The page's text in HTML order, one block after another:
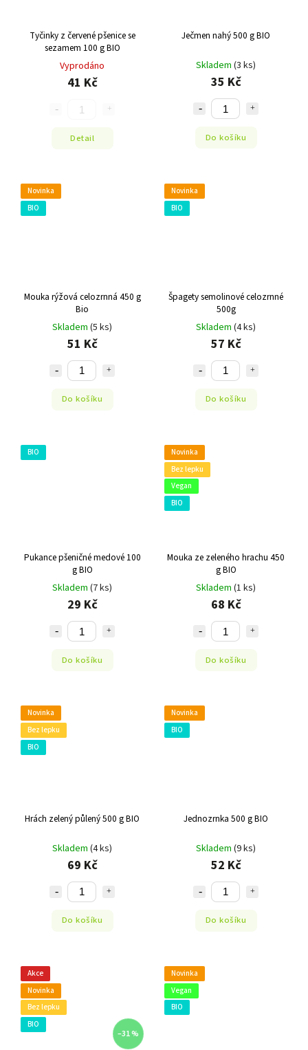
Tyčinky z červené pšenice se
sezamem 100 g BIO
Vyprodáno
41 Kč
Detail
Ječmen nahý 500 g BIO
Skladem (3 ks)
35 Kč
Do košíku
Novinka
BIO
Mouka rýžová celozrnná 450 g
Bio
Skladem (5 ks)
51 Kč
Do košíku
Novinka
BIO
Špagety semolinové celozrnné
500g
Skladem (4 ks)
57 Kč
Do košíku
BIO
Pukance pšeničné medové 100
g BIO
Skladem (7 ks)
29 Kč
Do košíku
Novinka
Bez lepku
Vegan
BIO
Mouka ze zeleného hrachu 450
g BIO
Skladem (1 ks)
68 Kč
Do košíku
Novinka
Bez lepku
BIO
Hrách zelený půlený 500 g BIO
Skladem (4 ks)
69 Kč
Do košíku
Novinka
BIO
Jednozrnka 500 g BIO
Skladem (9 ks)
52 Kč
Do košíku
Akce
Novinka
Bez lepku
BIO
–31 %
Novinka
Vegan
BIO